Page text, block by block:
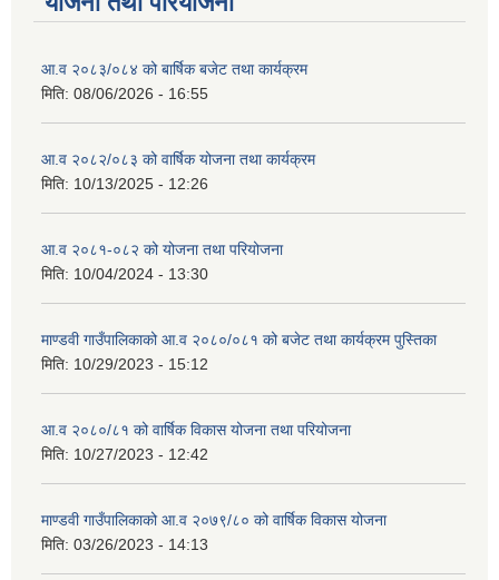
आ.व २०८३/०८४ को बार्षिक बजेट तथा कार्यक्रम
मिति: 08/06/2026 - 16:55
आ.व २०८२/०८३ को वार्षिक योजना तथा कार्यक्रम
मिति: 10/13/2025 - 12:26
आ.व २०८१-०८२ को योजना तथा परियोजना
मिति: 10/04/2024 - 13:30
माण्डवी गाउँपालिकाको आ.व २०८०/०८१ को बजेट तथा कार्यक्रम पुस्तिका
मिति: 10/29/2023 - 15:12
आ.व २०८०/८१ को वार्षिक विकास योजना तथा परियोजना
मिति: 10/27/2023 - 12:42
माण्डवी गाउँपालिकाको आ.व २०७९/८० को वार्षिक विकास योजना
मिति: 03/26/2023 - 14:13